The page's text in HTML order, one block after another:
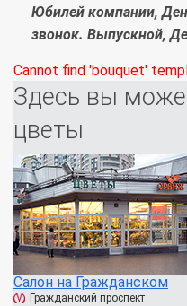
Юбилей компании,
звонок. Выпускной,
Cannot find 'bouquet'
Здесь вы
цветы
Салон на Гражданском
Гражданский проспект